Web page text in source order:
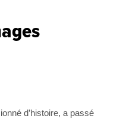
d’histoire, a passé